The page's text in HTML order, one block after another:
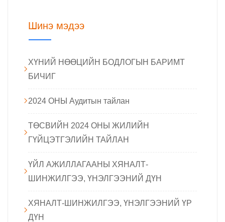
Шинэ мэдээ
ХҮНИЙ НӨӨЦИЙН БОДЛОГЫН БАРИМТ
БИЧИГ
2024 ОНЫ Аудитын тайлан
ТӨСВИЙН 2024 ОНЫ ЖИЛИЙН
ГҮЙЦЭТГЭЛИЙН ТАЙЛАН
ҮЙЛ АЖИЛЛАГААНЫ ХЯНАЛТ-
ШИНЖИЛГЭЭ, ҮНЭЛГЭЭНИЙ ДҮН
ХЯНАЛТ-ШИНЖИЛГЭЭ, ҮНЭЛГЭЭНИЙ ҮР
ДҮН